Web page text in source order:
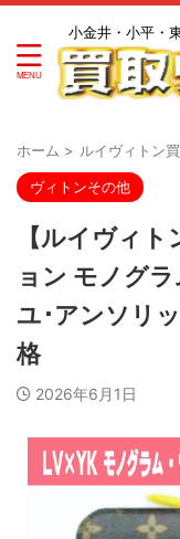
小金井・小平・
ホーム > ルイヴィトン
ヴィトンその他
【ルイヴィ
ョン モノグ
ユ･アンソリ
格
2026年6月1日